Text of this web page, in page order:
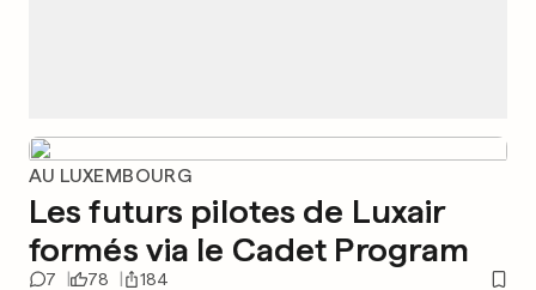
AU LUXEMBOURG
Les futurs pilotes de Luxair
formés via le Cadet Program
7 78 184